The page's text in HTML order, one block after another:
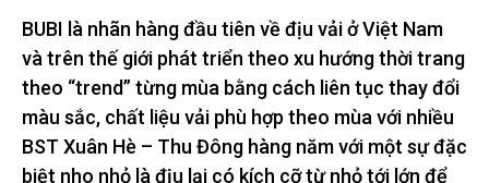
BUBI là nhãn hàng đầu tiên về địu vải ở Việt Nam
và trên thế giới phát triển theo xu hướng thời trang
theo “trend” từng mùa bằng cách liên tục thay đổi
màu sắc, chất liệu vải phù hợp theo mùa với nhiều
BST Xuân Hè – Thu Đông hàng năm với một sự đặc
biệt nho nhỏ là địu lại có kích cỡ từ nhỏ tới lớn để